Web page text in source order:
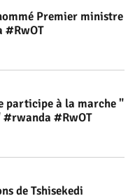
Premier ministre
#RwOT
participe à la marche "
#rwanda #RwOT
de Tshisekedi